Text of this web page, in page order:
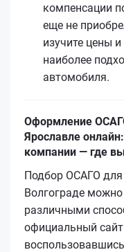
компенсации
еще не
изучите цены
наиболее
автомобиля.
Оформление
Ярославле
компании — где
Подбор ОСАГО для
Волгограде
различными
официальный